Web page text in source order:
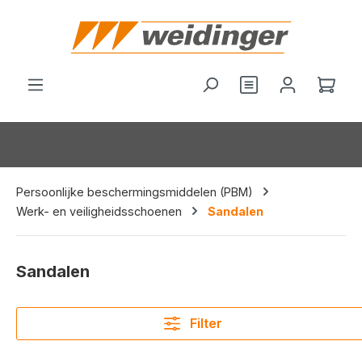
Je hebt 0 items
Persoonlijke beschermingsmiddelen (PBM)
Werk- en veiligheidsschoenen
Sandalen
Sandalen
Filter